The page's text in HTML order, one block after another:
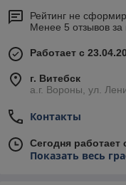
Рейтинг не
Менее 5 отзывов за
Работает с
г. Витебск
а.г. Вороны, ул.
Контакты
Сегодня работает
Показать весь